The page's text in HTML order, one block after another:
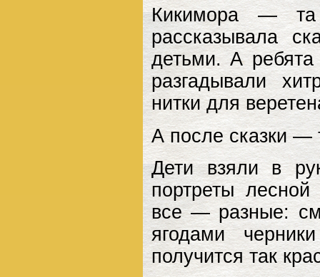
Кикимора —
рассказывала
детьми. А ребята
разгадывали
нитки для
А после сказки —
Дети взяли в
портреты
все — разные:
ягодами
получится так